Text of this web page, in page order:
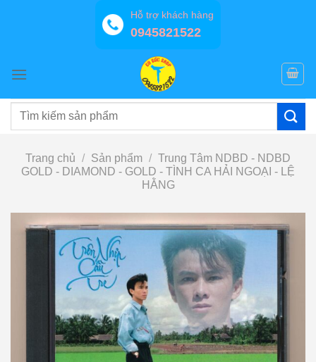
Hỗ trợ khách hàng
0945821522
Tìm
Trang chủ / Sản phẩm / Trung Tâm NDBD - NDBD
GOLD - DIAMOND - GOLD - TÌNH CA HẢI NGOẠI - LỆ
HẰNG